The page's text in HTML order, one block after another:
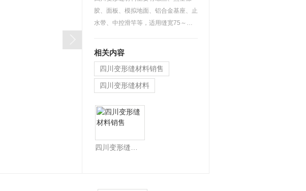
胶、面板、模拟地面、铝合金基座、止
水带、中控滑竿等，适用缝宽75～
相关内容
四川变形缝材料销售
四川变形缝材料